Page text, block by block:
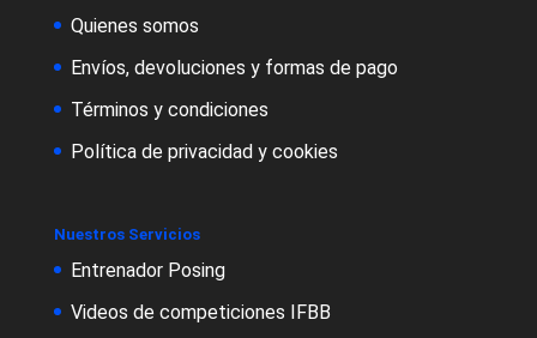
Quienes somos
Envíos, devoluciones y formas de pago
Términos y condiciones
Política de privacidad y cookies
Nuestros Servicios
Entrenador Posing
Videos de competiciones IFBB